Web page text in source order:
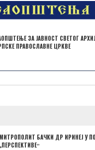
ЗА ЈАВНОСТ СВЕТОГ
ПРАВОСЛАВНЕ ЦРКВЕ
МИТРОПОЛИТ БАЧКИ ДР ИРИНЕЈ У
„ПЕРСПЕКТИВЕˮ